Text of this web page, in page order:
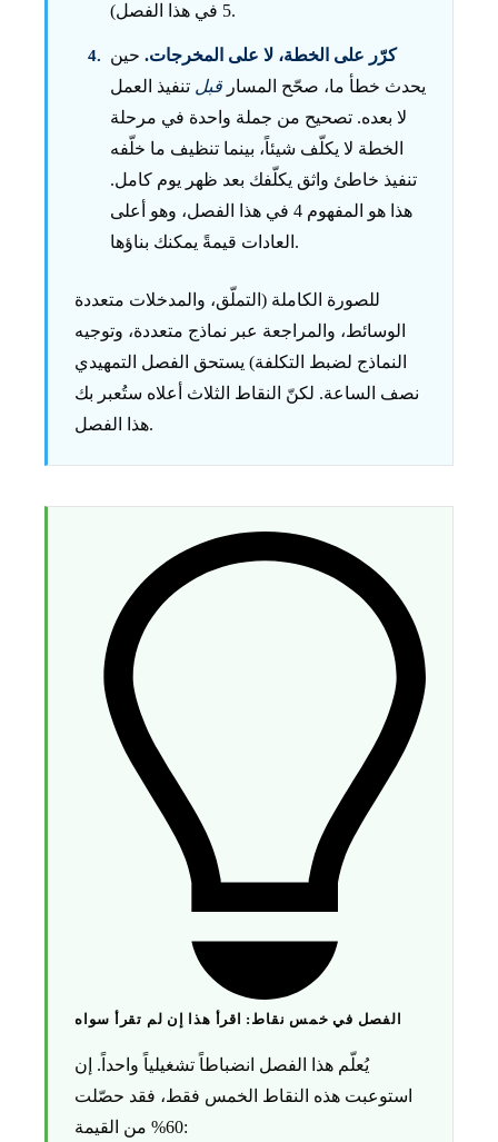
5 في هذا الفصل).
كرّر على الخطة، لا على المخرجات. حين
يحدث خطأ ما، صحّح المسار قبل تنفيذ العمل
لا بعده. تصحيح من جملة واحدة في مرحلة
الخطة لا يكلّف شيئاً، بينما تنظيف ما خلّفه
تنفيذ خاطئ واثق يكلّفك بعد ظهر يوم كامل.
هذا هو المفهوم 4 في هذا الفصل، وهو أعلى
العادات قيمةً يمكنك بناؤها.
للصورة الكاملة (التملّق، والمدخلات متعددة
الوسائط، والمراجعة عبر نماذج متعددة، وتوجيه
النماذج لضبط التكلفة) يستحق الفصل التمهيدي
نصف الساعة. لكنّ النقاط الثلاث أعلاه ستُعبر بك
هذا الفصل.
الفصل في خمس نقاط: اقرأ هذا إن لم تقرأ سواه
يُعلّم هذا الفصل انضباطاً تشغيلياً واحداً. إن
استوعبت هذه النقاط الخمس فقط، فقد حصّلت
60% من القيمة: